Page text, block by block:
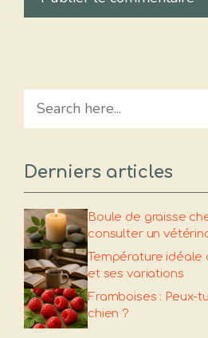
Search
Derniers articles
Boule de graisse
consulter un
Température idéale
et ses variations
Framboises : Peux-
chien ?